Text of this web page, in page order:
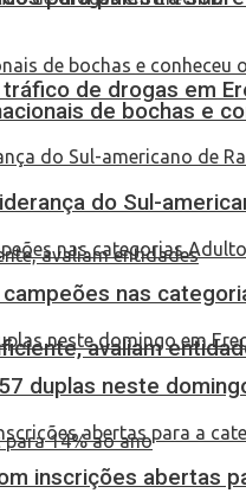
de drogas em
avaliam
de bochas e
do Sul-
nas
duplas neste
inscrições abertas